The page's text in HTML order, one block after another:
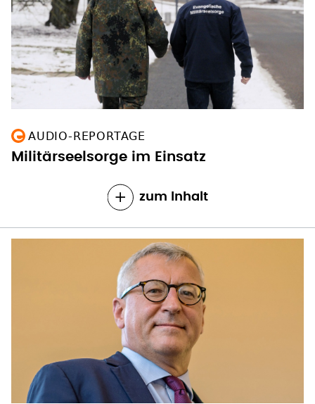
AUDIO-REPORTAGE
Militärseelsorge im Einsatz
zum Inhalt